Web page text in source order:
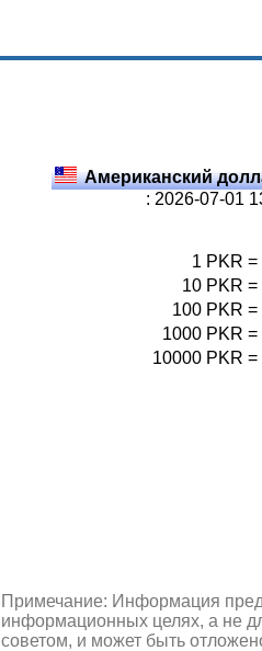
Американский
: 2026-07-01
1 PKR =
10 PKR =
100 PKR =
1000 PKR =
10000 PKR =
Примечание: Информация
информационных целях, а не
советом, и может быть